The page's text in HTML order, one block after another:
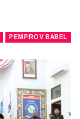
PEMPROV BABEL